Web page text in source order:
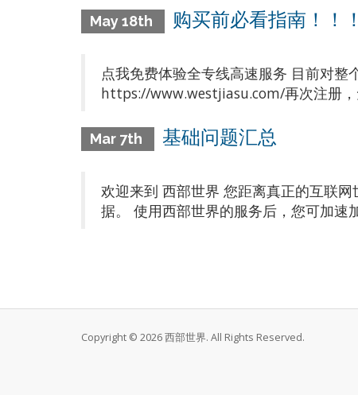
May 18th 购买前必看指南！！！
点我免费体验全专线高速服务 目前对
https://www.westjiasu.com/再次注册
Mar 7th 基础问题汇总
欢迎来到 西部世界 您距离真正的互联
据。 使用西部世界的服务后，您可加速
Copyright © 2026 西部世界. All Rights Reserved.